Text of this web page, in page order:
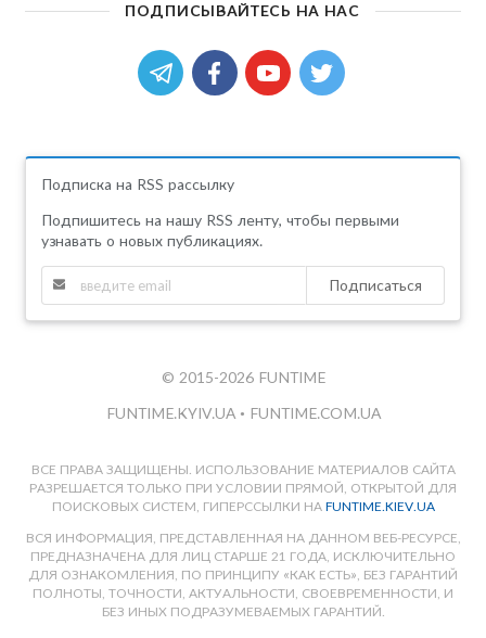
ПОДПИСЫВАЙТЕСЬ НА НАС
Подписка на RSS рассылку
Подпишитесь на нашу RSS ленту, чтобы первыми
узнавать о новых публикациях.
Подписаться
© 2015-2026 FUNTIME
FUNTIME.KYIV.UA • FUNTIME.COM.UA
ВСЕ ПРАВА ЗАЩИЩЕНЫ. ИСПОЛЬЗОВАНИЕ МАТЕРИАЛОВ САЙТА
РАЗРЕШАЕТСЯ ТОЛЬКО ПРИ УСЛОВИИ ПРЯМОЙ, ОТКРЫТОЙ ДЛЯ
ПОИСКОВЫХ СИСТЕМ, ГИПЕРССЫЛКИ НА FUNTIME.KIEV.UA
ВСЯ ИНФОРМАЦИЯ, ПРЕДСТАВЛЕННАЯ НА ДАННОМ ВЕБ-РЕСУРСЕ,
ПРЕДНАЗНАЧЕНА ДЛЯ ЛИЦ СТАРШЕ 21 ГОДА, ИСКЛЮЧИТЕЛЬНО
ДЛЯ ОЗНАКОМЛЕНИЯ, ПО ПРИНЦИПУ «КАК ЕСТЬ», БЕЗ ГАРАНТИЙ
ПОЛНОТЫ, ТОЧНОСТИ, АКТУАЛЬНОСТИ, СВОЕВРЕМЕННОСТИ, И
БЕЗ ИНЫХ ПОДРАЗУМЕВАЕМЫХ ГАРАНТИЙ.